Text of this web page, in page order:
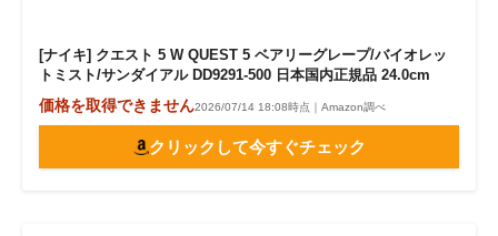
[ナイキ] クエスト 5 W QUEST 5 ベアリーグレープ/バイオレッ
トミスト/サンダイアル DD9291-500 日本国内正規品 24.0cm
価格を取得できません2026/07/14 18:08時点｜Amazon調べ
クリックして今すぐチェック